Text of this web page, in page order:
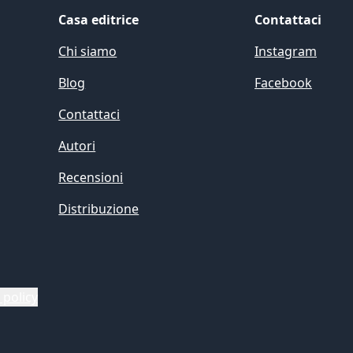
Casa editrice
Chi siamo
Blog
Contattaci
Autori
Recensioni
Distribuzione
Contattaci
Instagram
Facebook